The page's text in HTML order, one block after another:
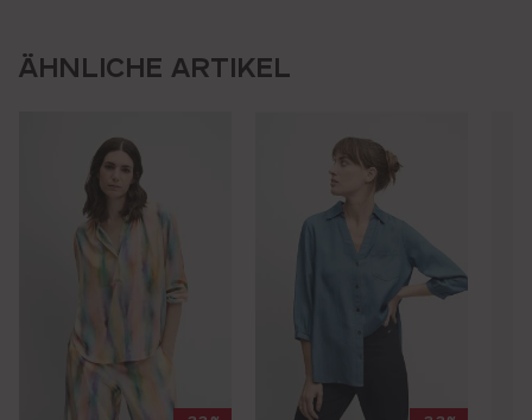
ÄHNLICHE ARTIKEL